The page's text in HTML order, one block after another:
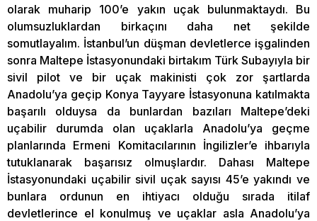
olarak muharip 100’e yakın uçak bulunmaktaydı. Bu
olumsuzluklardan birkaçını daha net şekilde
somutlayalım. İstanbul’un düşman devletlerce işgalinden
sonra Maltepe İstasyonundaki birtakım Türk Subayıyla bir
sivil pilot ve bir uçak makinisti çok zor şartlarda
Anadolu’ya geçip Konya Tayyare İstasyonuna katılmakta
başarılı olduysa da bunlardan bazıları Maltepe’deki
uçabilir durumda olan uçaklarla Anadolu’ya geçme
planlarında Ermeni Komitacılarının İngilizler’e ihbarıyla
tutuklanarak başarısız olmuşlardır. Dahası Maltepe
İstasyonundaki uçabilir sivil uçak sayısı 45’e yakındı ve
bunlara ordunun en ihtiyacı olduğu sırada itilaf
devletlerince el konulmuş ve uçaklar asla Anadolu’ya